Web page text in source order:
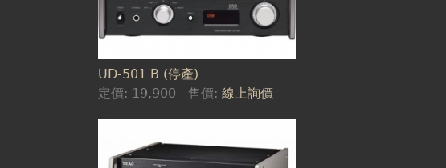
UD-501 B (停產)
定價: 19,900 售價:線上詢價